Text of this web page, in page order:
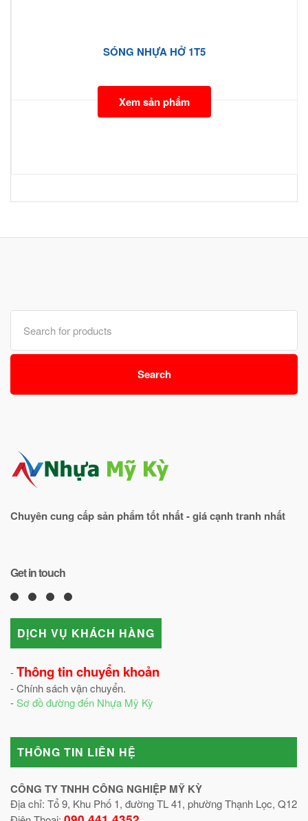
SÓNG NHỰA HỞ 1T5
Xem sản phẩm
Search
for:
Search
Chuyên cung cấp sản phẩm tốt nhất - giá cạnh tranh nhất
Get in touch
DỊCH VỤ KHÁCH HÀNG
-Thông tin chuyển khoản
- Chính sách vận chuyển.
-Sơ đồ đường đến Nhựa Mỹ Kỳ
THÔNG TIN LIÊN HỆ
CÔNG TY TNHH CÔNG NGHIỆP MỸ KỲ
Địa chỉ: Tổ 9, Khu Phố 1, đường TL 41, phường Thạnh Lọc, Q12